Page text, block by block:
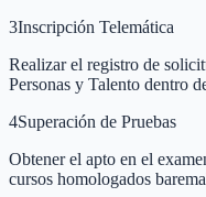
3Inscripción Telemática
Realizar el registro de
Personas y Talento dentro
4Superación de Pruebas
Obtener el apto en el
cursos homologados